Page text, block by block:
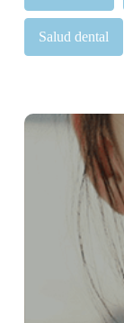
Salud dental